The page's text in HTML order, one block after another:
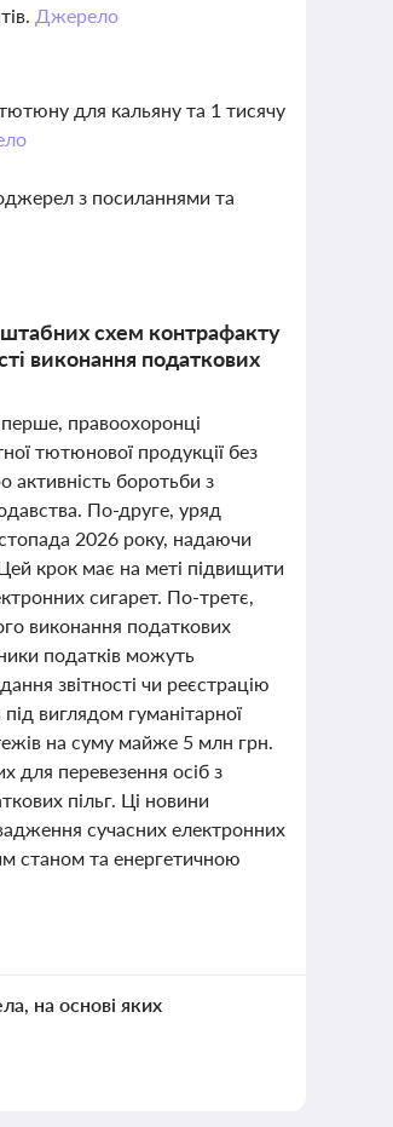
Джерело
для кальяну та 1 тисячу
з посиланнями та
схем контрафакту
виконання податкових
правоохоронці
тютюнової продукції без
активність боротьби з
По-друге, уряд
2026 року, надаючи
крок має на меті підвищити
сигарет. По-третє,
виконання податкових
податків можуть
звітності чи реєстрацію
виглядом гуманітарної
на суму майже 5 млн грн.
для перевезення осіб з
пільг. Ці новини
сучасних електронних
станом та енергетичною
на основі яких